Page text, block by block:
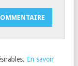
En savoir